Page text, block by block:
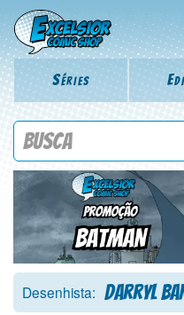
Séries
Procure por título da
Desenhista: Darryl